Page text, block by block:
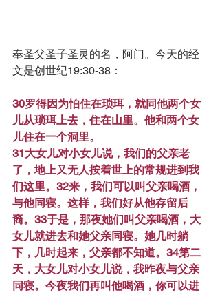
奉圣父圣子圣灵的名，阿门。今天的经
文是创世纪19:30-38：
30罗得因为怕住在琐珥，就同他两个女
儿从琐珥上去，住在山里。他和两个女
儿住在一个洞里。
31大女儿对小女儿说，我们的父亲老
了，地上又无人按着世上的常规进到我
们这里。32来，我们可以叫父亲喝酒，
与他同寝。这样，我们好从他存留后
裔。33于是，那夜她们叫父亲喝酒，大
女儿就进去和她父亲同寝。她几时躺
下，几时起来，父亲都不知道。34第二
天，大女儿对小女儿说，我昨夜与父亲
同寝。今夜我们再叫他喝酒，你可以进